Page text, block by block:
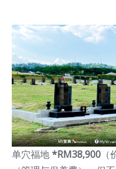
单穴福地*RM38,900